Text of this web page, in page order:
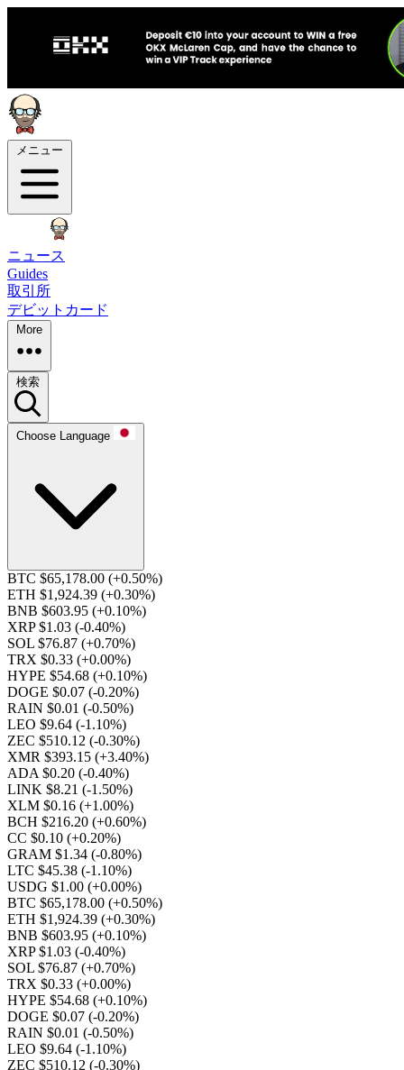
メニュー
ニュース
Guides
取引所
デビットカード
More
検索
Choose Language
BTC $65,178.00 (+0.50%)
ETH $1,924.39 (+0.30%)
BNB $603.95 (+0.10%)
XRP $1.03 (-0.40%)
SOL $76.87 (+0.70%)
TRX $0.33 (+0.00%)
HYPE $54.68 (+0.10%)
DOGE $0.07 (-0.20%)
RAIN $0.01 (-0.50%)
LEO $9.64 (-1.10%)
ZEC $510.12 (-0.30%)
XMR $393.15 (+3.40%)
ADA $0.20 (-0.40%)
LINK $8.21 (-1.50%)
XLM $0.16 (+1.00%)
BCH $216.20 (+0.60%)
CC $0.10 (+0.20%)
GRAM $1.34 (-0.80%)
LTC $45.38 (-1.10%)
USDG $1.00 (+0.00%)
BTC $65,178.00 (+0.50%)
ETH $1,924.39 (+0.30%)
BNB $603.95 (+0.10%)
XRP $1.03 (-0.40%)
SOL $76.87 (+0.70%)
TRX $0.33 (+0.00%)
HYPE $54.68 (+0.10%)
DOGE $0.07 (-0.20%)
RAIN $0.01 (-0.50%)
LEO $9.64 (-1.10%)
ZEC $510.12 (-0.30%)